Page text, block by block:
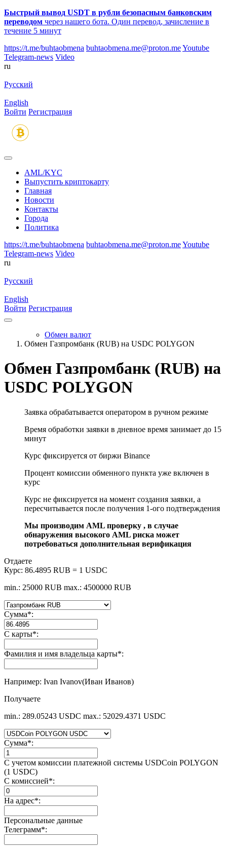
Быстрый вывод USDT в рубли безопасным банковским
переводом через нашего бота. Один перевод, зачисление в
течение 5 минут
https://t.me/buhtaobmena buhtaobmena.me@proton.meYoutube
Telegram-news Video
ru
Русский
English
Войти Регистрация
AML/KYC
Выпустить криптокарту
Главная
Новости
Контакты
Города
Политика
https://t.me/buhtaobmena buhtaobmena.me@proton.meYoutube
Telegram-news Video
ru
Русский
English
Войти Регистрация
Обмен валют
Обмен Газпромбанк (RUB) на USDC POLYGON
Обмен Газпромбанк (RUB) на
USDC POLYGON
Заявка обрабатывается оператором в ручном режиме
Время обработки заявки в дневное время занимает до 15
минут
Курс фиксируется от биржи Binance
Процент комиссии обменного пункта уже включен в
курс
Курс не фиксируется на момент создания заявки, а
пересчитывается после получения 1-ого подтверждения
Мы производим AML проверку , в случае
обнаружения высокого AML риска может
потребоваться дополнительная верификация
Отдаете
Курс: 86.4895 RUB = 1 USDC
min.: 25000 RUB max.: 4500000 RUB
Сумма*:
С карты*:
Фамилия и имя владельца карты*:
Например: Ivan Ivanov(Иван Иванов)
Получаете
min.: 289.05243 USDC max.: 52029.4371 USDC
Сумма*:
С учетом комиссии платежной системы USDCoin POLYGON
(1 USDC)
С комиссией*:
На адрес*:
Персональные данные
Телеграмм*: